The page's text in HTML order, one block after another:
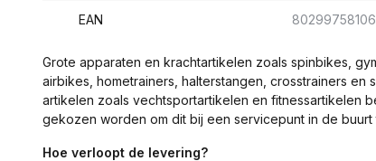
EAN
Grote apparaten en krachtartikelen zoals spinbikes,
airbikes, hometrainers, halterstangen, crosstrainers
artikelen zoals vechtsportartikelen en fitnessartikelen
gekozen worden om dit bij een servicepunt in de buurt
Hoe verloopt de levering?